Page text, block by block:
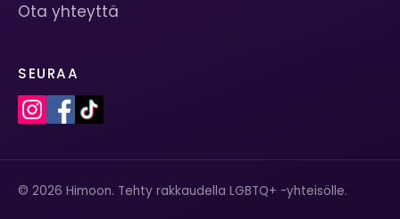
Ota yhteyttä
SEURAA
© 2026 Himoon. Tehty rakkaudella LGBTQ+ -yhteisölle.